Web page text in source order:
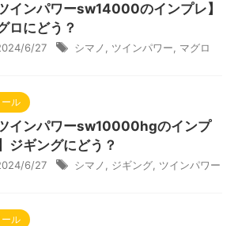
ツインパワーsw14000のインプレ】
ロにどう？
6/27 シマノ ツインパワー マグロ
ール
ツインパワーsw10000hgのインプ
ジギングにどう？
6/27 シマノ ジギング ツインパワー
ール